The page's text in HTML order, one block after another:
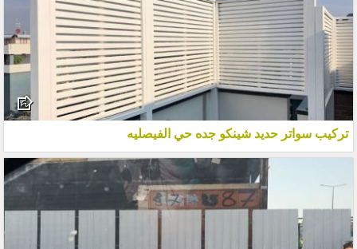
تركيب سواتر حديد شينكو جده حي الفيصليه